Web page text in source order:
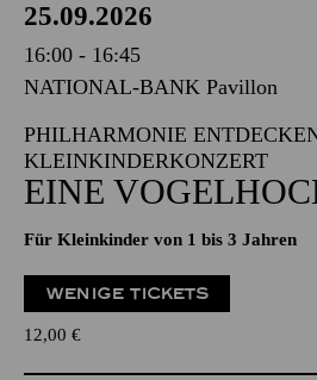
25.09.2026
16:00 - 16:45
NATIONAL-BANK Pavillon
PHILHARMONIE
KLEINKINDERKONZERT
EINE
Für Kleinkinder von 1 bis 3 Jahren
WENIGE TICKETS
12,00 €